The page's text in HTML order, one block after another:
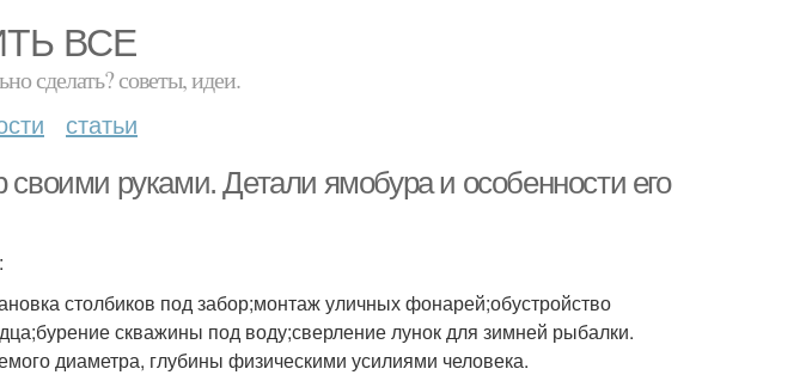
ВСЕ
сделать? советы, идеи.
статьи
своими руками. Детали ямобура и особенности его
столбиков под забор;монтаж уличных фонарей;обустройство
скважины под воду;сверление лунок для зимней рыбалки.
диаметра, глубины физическими усилиями человека.